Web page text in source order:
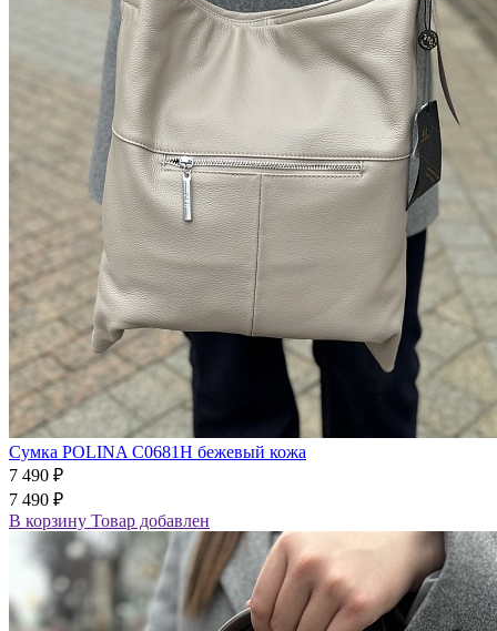
Сумка POLINA C0681H бежевый кожа
7 490 ₽
7 490 ₽
В корзину Товар добавлен